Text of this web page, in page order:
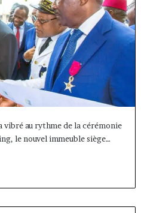
vibré au rythme de la cérémonie
le nouvel immeuble siège…